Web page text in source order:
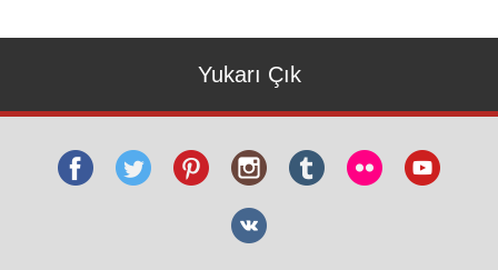
Yukarı Çık